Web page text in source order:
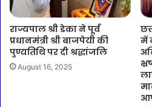
राज्यपाल श्री डेका ने पूर्व
प्रधानमंत्री श्री बाजपेयी की
पुण्यतिथि पर दी श्रद्धांजलि
August 16, 2025
में